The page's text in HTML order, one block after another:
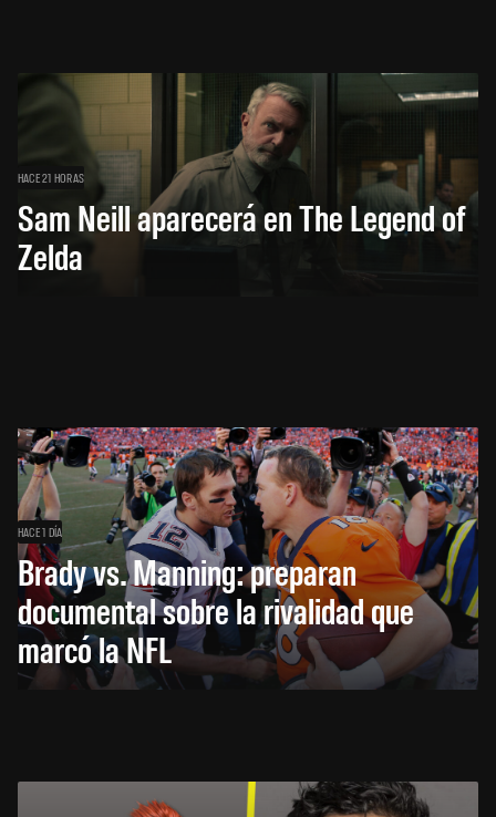
HACE 21 HORAS
Sam Neill aparecerá en The Legend of
Zelda
HACE 1 DÍA
Brady vs. Manning: preparan
documental sobre la rivalidad que
marcó la NFL